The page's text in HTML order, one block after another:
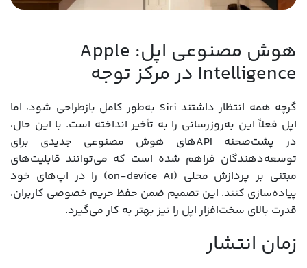
هوش مصنوعی اپل: Apple
Intelligence در مرکز توجه
گرچه همه انتظار داشتند Siri به‌طور کامل بازطراحی شود، اما
اپل فعلاً این به‌روزرسانی را به تأخیر انداخته است. با این حال،
در پشت‌صحنه APIهای هوش مصنوعی جدیدی برای
توسعه‌دهندگان فراهم شده است که می‌توانند قابلیت‌های
مبتنی بر پردازش محلی (on-device AI) را در اپ‌های خود
پیاده‌سازی کنند. این تصمیم ضمن حفظ حریم خصوصی کاربران،
قدرت بالای سخت‌افزار اپل را نیز بهتر به کار می‌گیرد.
زمان انتشار